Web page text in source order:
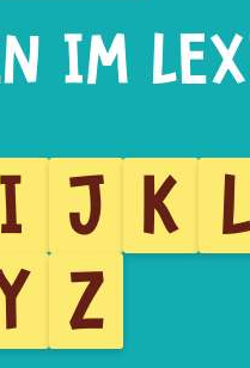
I J K
Z